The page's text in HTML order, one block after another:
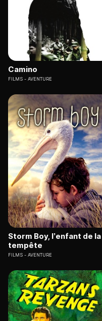
Camino
FILMS AVENTURE
Storm Boy, l’enfant de la
tempête
FILMS AVENTURE